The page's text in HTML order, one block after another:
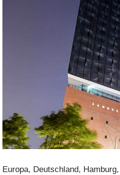
Europa, Deutschland,